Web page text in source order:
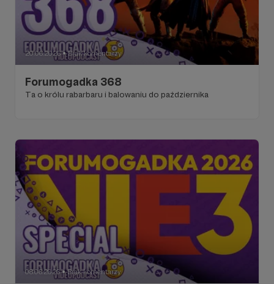
20.06.2026 ● Brak komentarzy
Forumogadka 368
Ta o królu rabarbaru i balowaniu do października
08.06.2026 ● Brak komentarzy